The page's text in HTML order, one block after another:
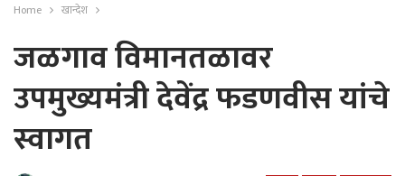
Home खान्देश
जळगाव विमानतळावर
उपमुख्यमंत्री देवेंद्र फडणवीस यांचे
स्वागत